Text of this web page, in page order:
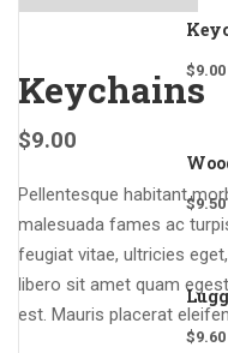
Keychains
$9.00
Pellentesque habitant
malesuada fames ac
feugiat vitae, ultricies
libero sit amet quam
est. Mauris placerat
$9.00
$9.50
$9.60